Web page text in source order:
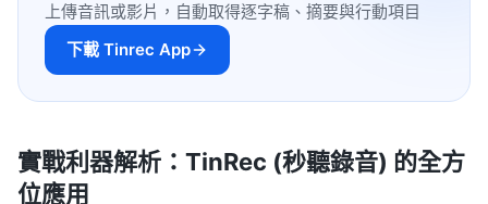
上傳音訊或影片，自動取得逐字稿、摘要與行動項目
下載 Tinrec App
實戰利器解析：TinRec (秒聽錄音) 的全方
位應用